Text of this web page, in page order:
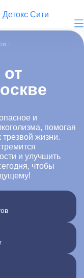
и
помогая
жизни.
и улучшить
чтобы